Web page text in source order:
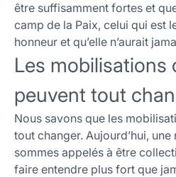
être suffisamment fortes et
camp de la Paix, celui qui est
honneur et qu’elle n’aurait
Les mobilisations
peuvent tout
Nous savons que les
tout changer. Aujourd’hui,
sommes appelés à être
faire entendre plus fort que